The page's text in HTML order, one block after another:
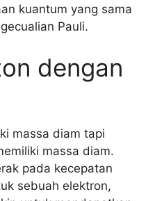
kuantum yang sama
Pauli.
dengan
massa diam tapi
massa diam.
pada kecepatan
sebuah elektron,